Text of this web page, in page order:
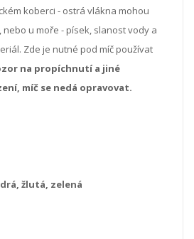
koberci - ostrá vlákna mohou
nebo u moře - písek, slanost vody a
Zde je nutné pod míč používat
na propíchnutí a jiné
míč se nedá opravovat.
žlutá, zelená